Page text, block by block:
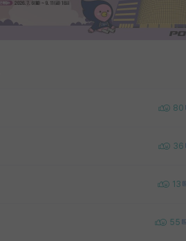
80
36
13
55